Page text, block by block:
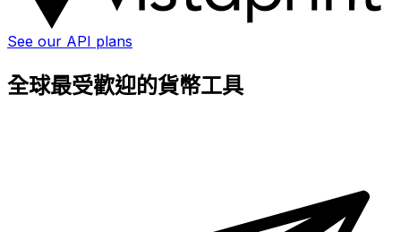
See our API plans
全球最受歡迎的貨幣工具